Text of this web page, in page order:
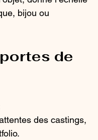
bijou ou
de
des castings,